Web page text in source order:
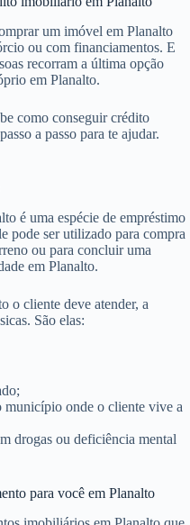
um imóvel em Planalto
ou com financiamentos. E
recorram a última opção
em Planalto.
como conseguir crédito
a passo para te ajudar.
é uma espécie de empréstimo
pode ser utilizado para compra
ou para concluir uma
em Planalto.
o cliente deve atender, a
São elas:
onde o cliente vive a
drogas ou deficiência mental
para você em Planalto